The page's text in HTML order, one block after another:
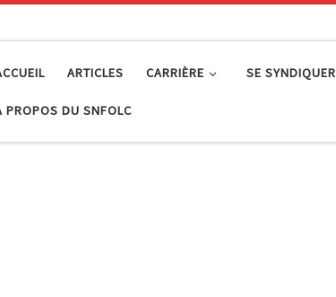
ARTICLES CARRIÈRE SE SYNDIQUER
PROPOS DU SNFOLC